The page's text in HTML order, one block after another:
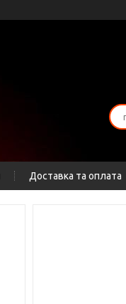
Доставка та оплата